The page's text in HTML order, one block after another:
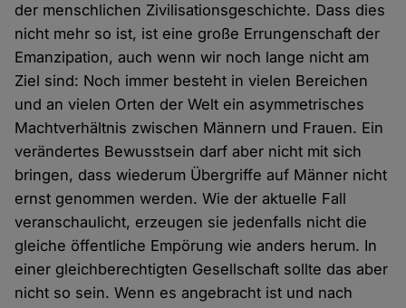
der menschlichen Zivilisationsgeschichte. Dass dies
nicht mehr so ist, ist eine große Errungenschaft der
Emanzipation, auch wenn wir noch lange nicht am
Ziel sind: Noch immer besteht in vielen Bereichen
und an vielen Orten der Welt ein asymmetrisches
Machtverhältnis zwischen Männern und Frauen. Ein
verändertes Bewusstsein darf aber nicht mit sich
bringen, dass wiederum Übergriffe auf Männer nicht
ernst genommen werden. Wie der aktuelle Fall
veranschaulicht, erzeugen sie jedenfalls nicht die
gleiche öffentliche Empörung wie anders herum. In
einer gleichberechtigten Gesellschaft sollte das aber
nicht so sein. Wenn es angebracht ist und nach